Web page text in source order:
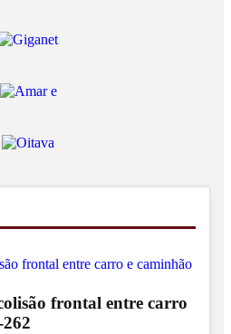
frontal entre carro